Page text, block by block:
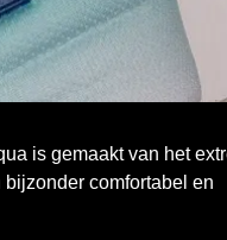
is gemaakt van het
comfortabel en